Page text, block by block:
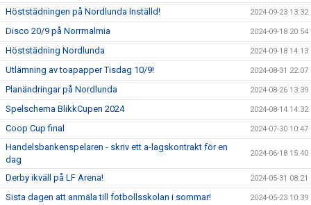
Höststädningen på Nordlunda Inställd! 2024-09-23 13:32
Disco 20/9 på Norrmalmia 2024-09-18 20:54
Höststädning Nordlunda 2024-09-18 14:13
Utlämning av toapapper Tisdag 10/9! 2024-08-31 22:07
Planändringar på Nordlunda 2024-08-26 13:39
Spelschema BlikkCupen 2024 2024-08-14 14:32
Coop Cup final 2024-07-30 10:47
Handelsbankenspelaren - skriv ett a-lagskontrakt för en
dag
2024-06-18 15:40
Derby ikväll på LF Arena! 2024-05-31 08:21
Sista dagen att anmäla till fotbollsskolan i sommar! 2024-05-23 10:39